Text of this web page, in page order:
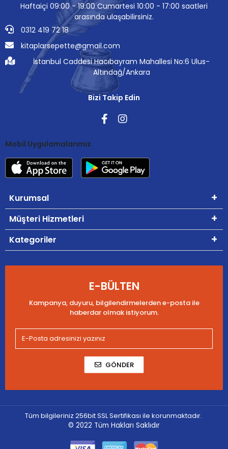
Haftaiçi 09:00 - 19:00 Cumartesi 10:00 - 17:00 saatleri
arasında ulaşabilirsiniz.
0312 419 72 18
kitaplarsepette@gmail.com
İstanbul Caddesi Hacıbayram Mahallesi No:6 Ulus-
Altındağ/Ankara
Bizi Takip Edin
Mobil Uygulamalarımız
Kurumsal
Müşteri Hizmetleri
Kategoriler
E-BÜLTEN
Kampanya, duyuru, bilgilendirmelerden e-posta ile
haberdar olmak istiyorum.
GÖNDER
Tüm bilgileriniz 256bit SSL Sertifikası ile korunmaktadır.
© 2022 Tüm Hakları Saklıdır